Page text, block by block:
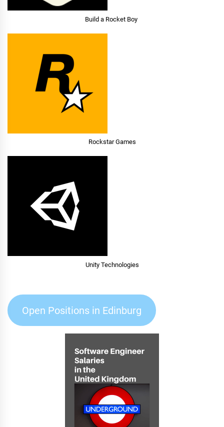
Build a Rocket Boy
Rockstar Games
Unity Technologies
Open Positions in Edinburg